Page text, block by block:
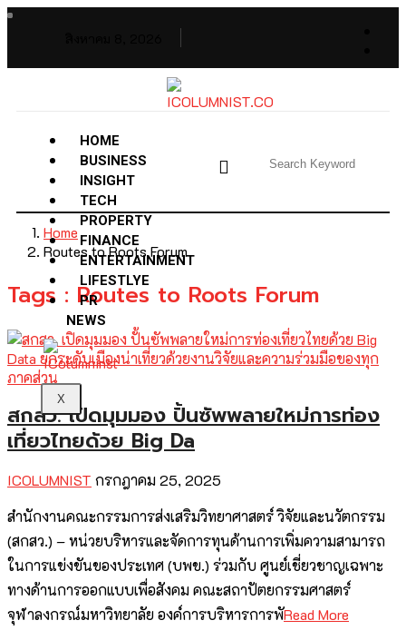
HOME
BUSINESS
INSIGHT
TECH
PROPERTY
FINANCE
ENTERTAINMENT
LIFESTLYE
PR
NEWS
X
Home
Routes to Roots Forum
Tags : Routes to Roots Forum
สกสว. เปิดมุมมอง ปั้นซัพพลายใหม่การท่อง
เที่ยวไทยด้วย Big Da
ICOLUMNIST กรกฎาคม 25, 2025
สำนักงานคณะกรรมการส่งเสริมวิทยาศาสตร์ วิจัยและนวัตกรรม
(สกสว.) – หน่วยบริหารและจัดการทุนด้านการเพิ่มความสามารถ
ในการแข่งขันของประเทศ (บพข.) ร่วมกับ ศูนย์เชี่ยวชาญเฉพาะ
ทางด้านการออกแบบเพื่อสังคม คณะสถาปัตยกรรมศาสตร์
จุฬาลงกรณ์มหาวิทยาลัย องค์การบริหารการพัRead More